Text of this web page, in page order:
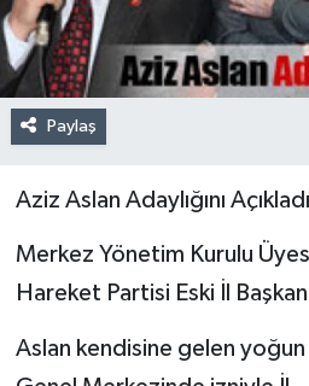
Paylaş
Aziz Aslan Adaylığını
Merkez Yönetim Kurulu
Hareket Partisi Eski İl
Aslan kendisine gelen